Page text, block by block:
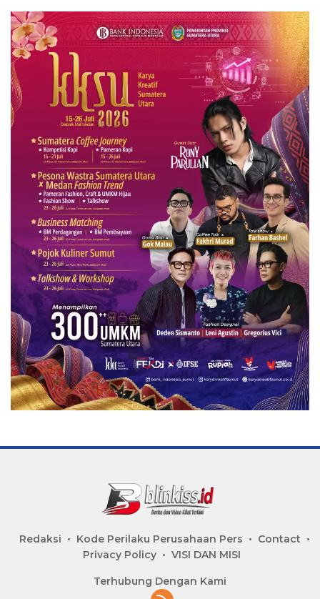
Redaksi Kode Perilaku Perusahaan Pers
Contact
Privacy Policy
VISI DAN MISI
Terhubung Dengan Kami